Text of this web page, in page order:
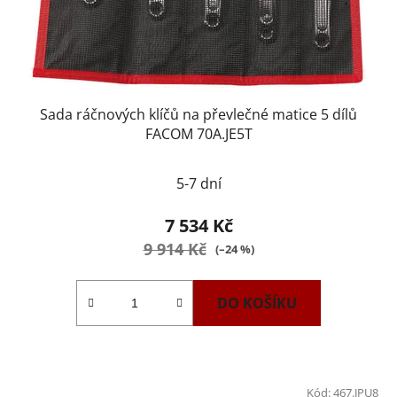
Sada ráčnových klíčů na převlečné matice 5 dílů
FACOM 70A.JE5T
5-7 dní
7 534 Kč
9 914 Kč (–24 %)
DO KOŠÍKU
Kód:467.JPU8